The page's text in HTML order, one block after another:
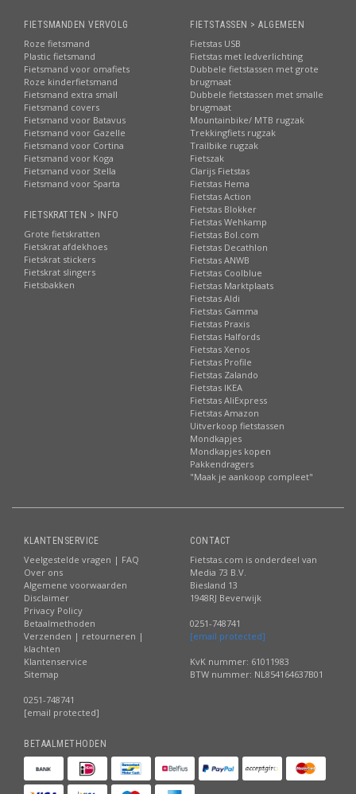
FIETSMANDEN VERVOLG
Roze fietsmand
Plastic fietsmand
Fietsmand voor omafiets
Roze kinderfietsmand
Fietsmand extra small
Fietsmand covers
Fietsmand voor Batavus
Fietsmand voor Gazelle
Fietsmand voor Cortina
Fietsmand voor Koga
Fietsmand voor Stella
Fietsmand voor Sparta
FIETSKRATTEN > INFO
Grote fietskratten
Fietskrat afdekhoes
Fietskrat stickers
Fietskrat slingers
Fietsbakken
FIETSTASSEN > ALGEMEEN
Fietstas USB
Fietstas met ledverlichting
Dubbele fietstassen met grote
brugmaat
Dubbele fietstassen met smalle
brugmaat
Mountainbike/ MTB rugzak
Trekkingfiets rugzak
Trailbike rugzak
Fietszak
Clarijs Fietstas
Fietstas Hema
Fietstas Action
Fietstas Blokker
Fietstas Wehkamp
Fietstas Bol.com
Fietstas Decathlon
Fietstas ANWB
Fietstas Coolblue
Fietstas Marktplaats
Fietstas Aldi
Fietstas Gamma
Fietstas Praxis
Fietstas Halfords
Fietstas Xenos
Fietstas Profile
Fietstas Zalando
Fietstas IKEA
Fietstas AliExpress
Fietstas Amazon
Uitverkoop fietstassen
Mondkapjes
Mondkapjes kopen
Pakkendragers
"Maak je aankoop compleet"
KLANTENSERVICE
Veelgestelde vragen | FAQ
Over ons
Algemene voorwaarden
Disclaimer
Privacy Policy
Betaalmethoden
Verzenden | retourneren |
klachten
Klantenservice
Sitemap
0251-748741
[email protected]
CONTACT
Fietstas.com is onderdeel van
Media 73 B.V.
Biesland 13
1948RJ Beverwijk
0251-748741
[email protected]
KvK nummer: 61011983
BTW nummer: NL854164637B01
BETAALMETHODEN